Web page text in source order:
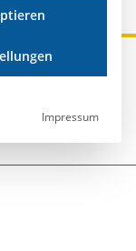
zum
Impressum